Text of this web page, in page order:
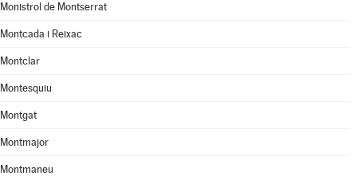
Monistrol de Montserrat
Montcada i Reixac
Montclar
Montesquiu
Montgat
Montmajor
Montmaneu